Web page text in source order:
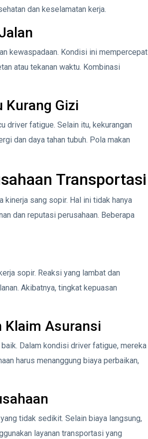
dan keselamatan kerja.
kewaspadaan. Kondisi ini mempercepat
atau tekanan waktu. Kombinasi
Kurang Gizi
driver fatigue. Selain itu, kekurangan
dan daya tahan tubuh. Pola makan
Transportasi
kinerja sang sopir. Hal ini tidak hanya
dan reputasi perusahaan. Beberapa
sopir. Reaksi yang lambat dan
Akibatnya, tingkat kepuasan
Klaim Asuransi
Dalam kondisi driver fatigue, mereka
harus menanggung biaya perbaikan,
tidak sedikit. Selain biaya langsung,
layanan transportasi yang